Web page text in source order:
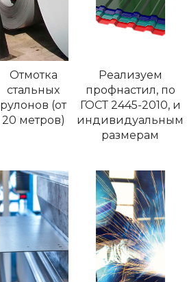
Отмотка
стальных
рулонов (от
20 метров)
Реализуем
профнастил, по
ГОСТ 2445-2010, и
индивидуальным
размерам